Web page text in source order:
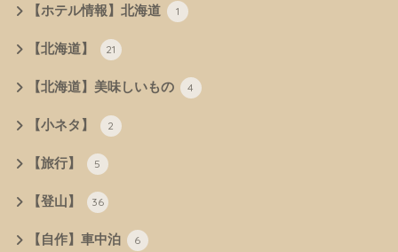
【ホテル情報】北海道 1
【北海道】 21
【北海道】美味しいもの 4
【小ネタ】 2
【旅行】 5
【登山】 36
【自作】車中泊 6